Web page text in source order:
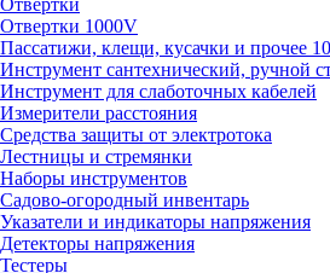
Отвертки
Отвертки 1000V
Пассатижи, клещи, кусачки и прочее
Инструмент сантехнический, ручной
Инструмент для слаботочных кабелей
Измерители расстояния
Средства защиты от электротока
Лестницы и стремянки
Наборы инструментов
Садово-огородный инвентарь
Указатели и индикаторы напряжения
Детекторы напряжения
Тестеры